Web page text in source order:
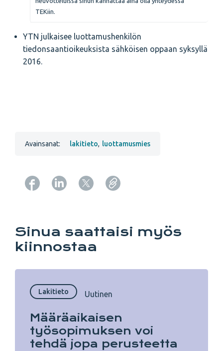
TEKiin.
YTN julkaisee luottamushenkilön
tiedonsaantioikeuksista sähköisen oppaan syksyllä
2016.
Avainsanat: lakitieto, luottamusmies
Sinua saattaisi myös
kiinnostaa
Lakitieto Uutinen
Määräaikaisen
työsopimuksen voi
tehdä jopa perusteetta